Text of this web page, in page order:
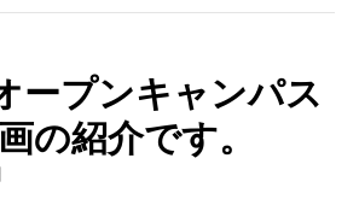
ープンキャンパス
の紹介です。